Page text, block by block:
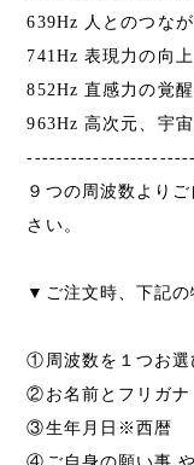
639Hz 人とのつな
741Hz 表現力の向
852Hz 直感力の覚
963Hz 高次元、宇
-----------------------
９つの周波数より
さい。
▼ご注文時、下記の
①周波数を１つお
②お名前とフリガナ
③生年月日※西暦